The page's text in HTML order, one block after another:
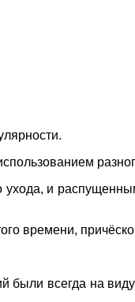
и
времени,
были всегда на